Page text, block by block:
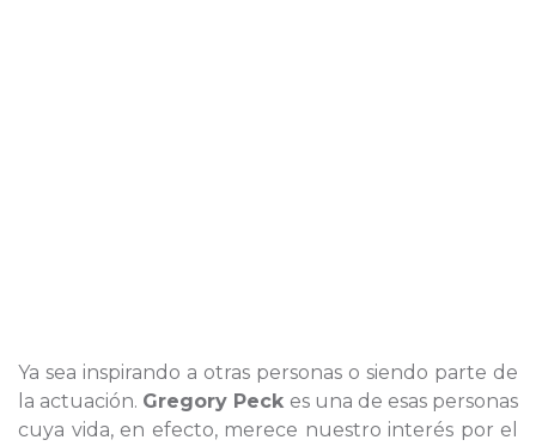
Ya sea inspirando a otras personas o siendo parte de
la actuación. Gregory Peck es una de esas personas
cuya vida, en efecto, merece nuestro interés por el